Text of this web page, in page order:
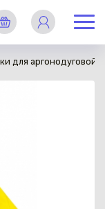
для аргонодуговой